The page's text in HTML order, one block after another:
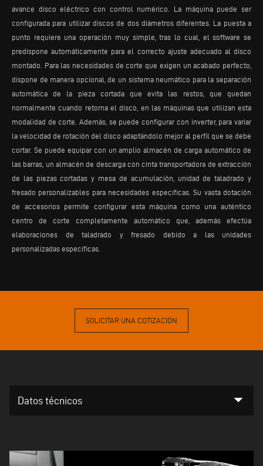
avance disco eléctrico con control numérico. La máquina puede ser
configurada para utilizar discos de dos diámetros diferentes. La puesta a
punto requiere una operación muy simple, tras lo cual, el software se
predispone automáticamente para el correcto ajuste adecuado al disco
montado. Para las necesidades de corte que exigen un acabado perfecto,
dispone de manera opcional, de un sistema neumático para la separación
automática de la pieza cortada que evita las restos, que quedan
normalmente cuando retorna el disco, en las máquinas que utilizan esta
modalidad de corte. Además, se puede configurar con inverter, para variar
la velocidad de rotación del disco adaptándolo mejor al perfil que se debe
cortar. Se puede equipar con un amplio almacén de carga automático de
las barras, un almacén de descarga con cinta transportadora de extracción
de las piezas cortadas y mesa de acumulación, unidad de taladrado y
fresado personalizables para necesidades específicas. Su vasta dotación
de accesorios permite configurar esta máquina como una auténtico
centro de corte completamente automático que, además efectúa
elaboraciones de taladrado y fresado debido a las unidades
personalizadas específicas.
SOLICITAR UNA COTIZACIÓN
Datos técnicos arrow_drop_down